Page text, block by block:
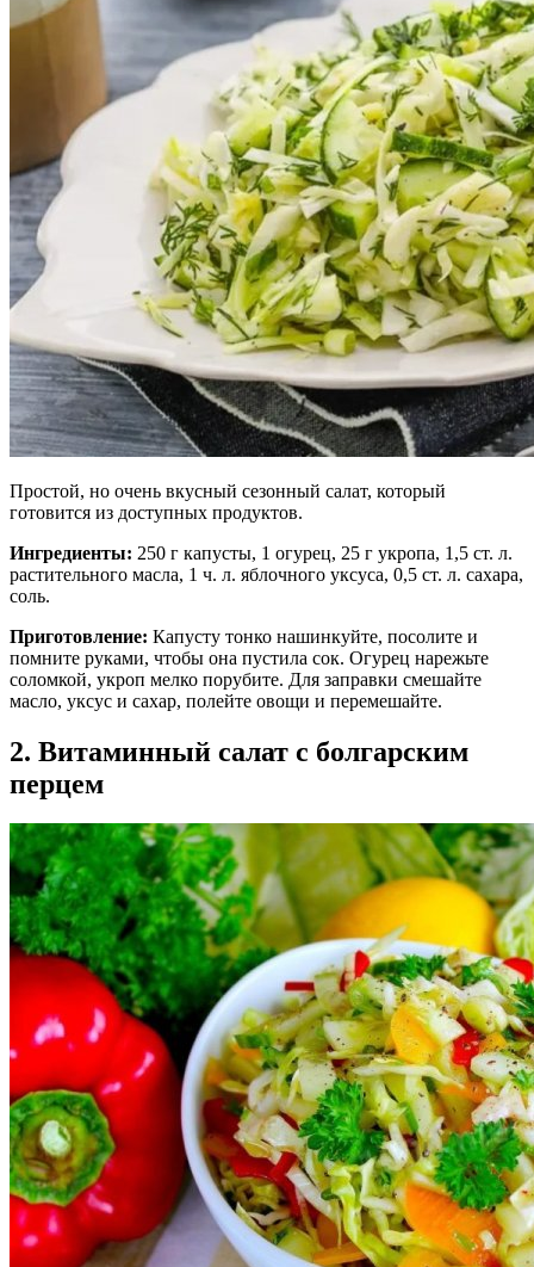
Простой, но очень вкусный сезонный салат, который
готовится из доступных продуктов.
Ингредиенты: 250 г капусты, 1 огурец, 25 г укропа, 1,5 ст. л.
растительного масла, 1 ч. л. яблочного уксуса, 0,5 ст. л. сахара,
соль.
Приготовление: Капусту тонко нашинкуйте, посолите и
помните руками, чтобы она пустила сок. Огурец нарежьте
соломкой, укроп мелко порубите. Для заправки смешайте
масло, уксус и сахар, полейте овощи и перемешайте.
2. Витаминный салат с болгарским
перцем